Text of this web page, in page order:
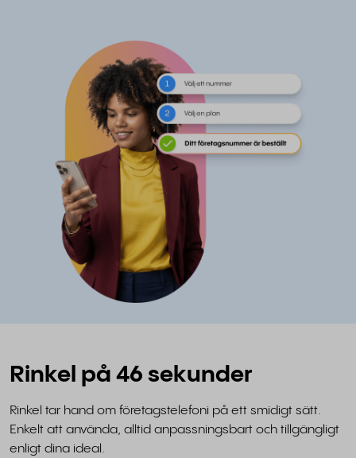
Rinkel på 46 sekunder
Rinkel tar hand om företagstelefoni på ett smidigt sätt.
Enkelt att använda, alltid anpassningsbart och tillgängligt
enligt dina ideal.